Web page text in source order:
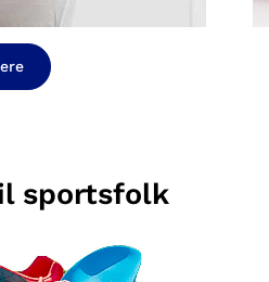
sportsfolk